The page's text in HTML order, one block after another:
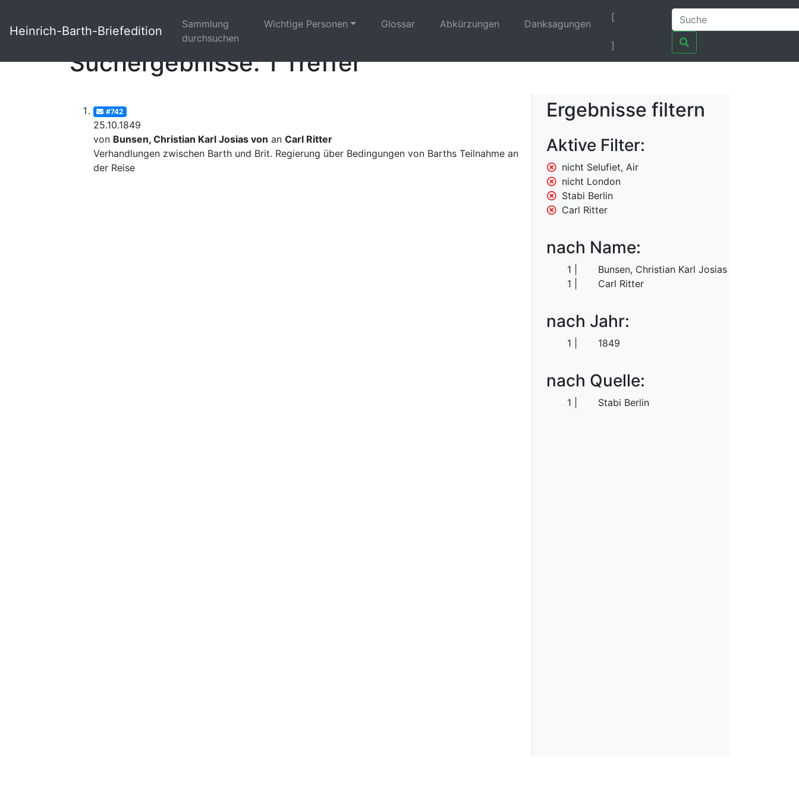
Heinrich-Barth-Briefedition
Sammlung
durchsuchen
Wichtige Personen Glossar Abkürzungen Danksagungen
[
]
Suchergebnisse: 1 Treffer
#742
25.10.1849
von Bunsen, Christian Karl Josias von an Carl Ritter
Verhandlungen zwischen Barth und Brit. Regierung über Bedingungen von Barths Teilnahme an
der Reise
Ergebnisse filtern
Aktive Filter:
nicht Selufiet, Air
nicht London
Stabi Berlin
Carl Ritter
nach Name:
1
Bunsen, Christian Karl Josias von
1
Carl Ritter
nach Jahr:
1 1849
nach Quelle:
1 Stabi Berlin